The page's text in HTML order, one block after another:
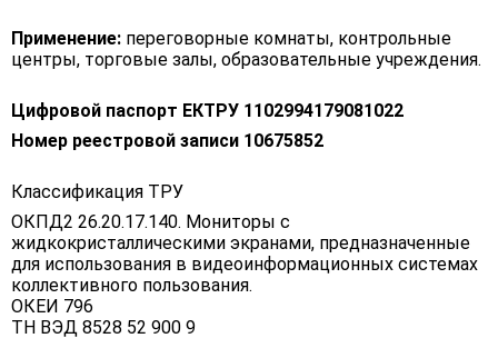
Применение: переговорные комнаты, контрольные
центры, торговые залы, образовательные учреждения.
Цифровой паспорт ЕКТРУ 1102994179081022
Номер реестровой записи 10675852
Классификация ТРУ
ОКПД2 26.20.17.140. Мониторы с
жидкокристаллическими экранами, предназначенные
для использования в видеоинформационных системах
коллективного пользования.
ОКЕИ 796
ТН ВЭД 8528 52 900 9